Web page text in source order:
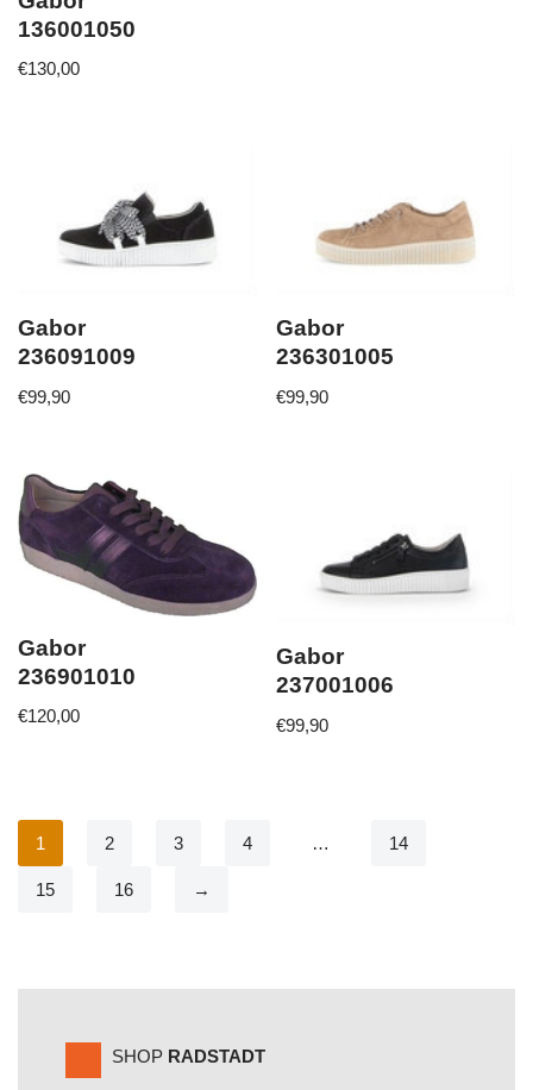
136001050
€130,00
Gabor
236091009
€99,90
Gabor
236301005
€99,90
Gabor
236901010
€120,00
Gabor
237001006
€99,90
1 2 3 4 … 14
15 16 →
SHOP RADSTADT